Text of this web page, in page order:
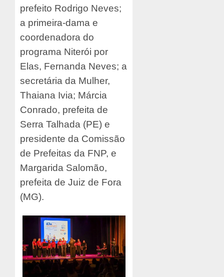
prefeito Rodrigo Neves;
a primeira-dama e
coordenadora do
programa Niterói por
Elas, Fernanda Neves; a
secretária da Mulher,
Thaiana Ivia; Márcia
Conrado, prefeita de
Serra Talhada (PE) e
presidente da Comissão
de Prefeitas da FNP, e
Margarida Salomão,
prefeita de Juiz de Fora
(MG).